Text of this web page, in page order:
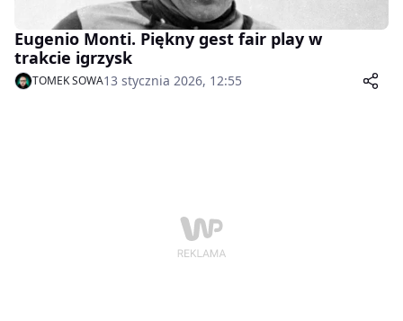
Eugenio Monti. Piękny gest fair play w
trakcie igrzysk
TOMEK SOWA13 stycznia 2026, 12:55